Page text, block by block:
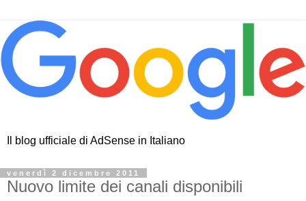
Il blog ufficiale di AdSense in Italiano
venerdì 2 dicembre 2011
Nuovo limite dei canali disponibili